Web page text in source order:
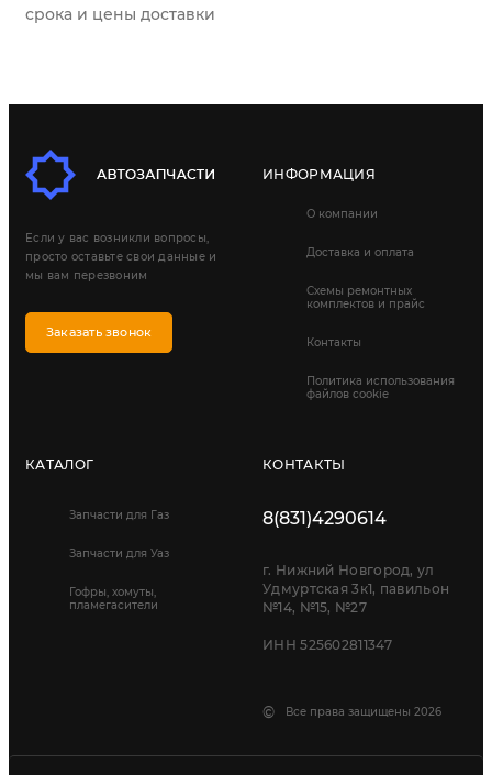
срока и цены доставки
Если у вас возникли вопросы,
просто оставьте свои данные и
мы вам перезвоним
Заказать звонок
ИНФОРМАЦИЯ
О компании
Доставка и оплата
Схемы ремонтных
комплектов и прайс
Контакты
Политика использования
файлов cookie
КАТАЛОГ
Запчасти для Газ
Запчасти для Уаз
Гофры, хомуты,
пламегасители
КОНТАКТЫ
8(831)4290614
г. Нижний Новгород, ул
Удмуртская 3к1, павильон
№14, №15, №27
ИНН 525602811347
© Все права защищены 2026